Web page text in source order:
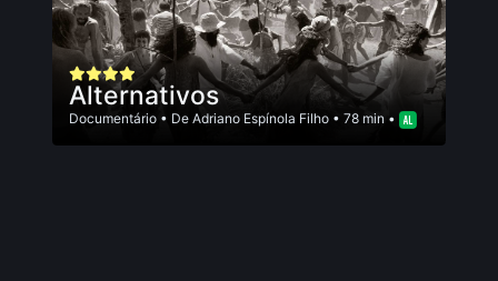
Alternativos
Documentário • De Adriano Espí­nola Filho • 78 min •